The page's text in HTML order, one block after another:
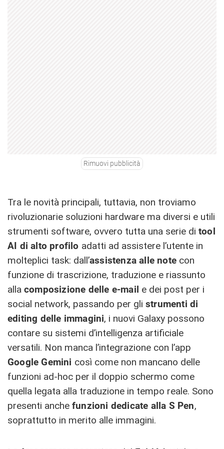
Rimuovi pubblicità
Tra le novità principali, tuttavia, non troviamo
rivoluzionarie soluzioni hardware ma diversi e utili
strumenti software, ovvero tutta una serie di tool
AI di alto profilo adatti ad assistere l’utente in
molteplici task: dall’assistenza alle note con
funzione di trascrizione, traduzione e riassunto
alla composizione delle e-mail e dei post per i
social network, passando per gli strumenti di
editing delle immagini, i nuovi Galaxy possono
contare su sistemi d’intelligenza artificiale
versatili. Non manca l’integrazione con l’app
Google Gemini così come non mancano delle
funzioni ad-hoc per il doppio schermo come
quella legata alla traduzione in tempo reale. Sono
presenti anche funzioni dedicate alla S Pen,
soprattutto in merito alle immagini.